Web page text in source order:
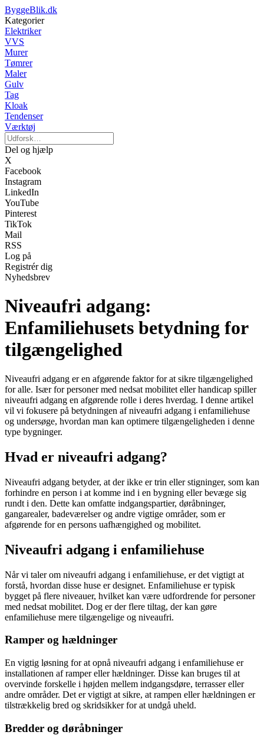
ByggeBlik.dk
Kategorier
Elektriker
VVS
Murer
Tømrer
Maler
Gulv
Tag
Kloak
Tendenser
Værktøj
Del og hjælp
X
Facebook
Instagram
LinkedIn
YouTube
Pinterest
TikTok
Mail
RSS
Log på
Registrér dig
Nyhedsbrev
Niveaufri adgang:
Enfamiliehusets betydning for
tilgængelighed
Niveaufri adgang er en afgørende faktor for at sikre tilgængelighed
for alle. Især for personer med nedsat mobilitet eller handicap spiller
niveaufri adgang en afgørende rolle i deres hverdag. I denne artikel
vil vi fokusere på betydningen af niveaufri adgang i enfamiliehuse
og undersøge, hvordan man kan optimere tilgængeligheden i denne
type bygninger.
Hvad er niveaufri adgang?
Niveaufri adgang betyder, at der ikke er trin eller stigninger, som kan
forhindre en person i at komme ind i en bygning eller bevæge sig
rundt i den. Dette kan omfatte indgangspartier, døråbninger,
gangarealer, badeværelser og andre vigtige områder, som er
afgørende for en persons uafhængighed og mobilitet.
Niveaufri adgang i enfamiliehuse
Når vi taler om niveaufri adgang i enfamiliehuse, er det vigtigt at
forstå, hvordan disse huse er designet. Enfamiliehuse er typisk
bygget på flere niveauer, hvilket kan være udfordrende for personer
med nedsat mobilitet. Dog er der flere tiltag, der kan gøre
enfamiliehuse mere tilgængelige og niveaufri.
Ramper og hældninger
En vigtig løsning for at opnå niveaufri adgang i enfamiliehuse er
installationen af ramper eller hældninger. Disse kan bruges til at
overvinde forskelle i højden mellem indgangsdøre, terrasser eller
andre områder. Det er vigtigt at sikre, at rampen eller hældningen er
tilstrækkelig bred og skridsikker for at undgå uheld.
Bredder og døråbninger